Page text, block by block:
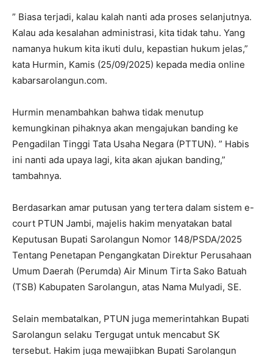
” Biasa terjadi, kalau kalah nanti ada proses selanjutnya.
Kalau ada kesalahan administrasi, kita tidak tahu. Yang
namanya hukum kita ikuti dulu, kepastian hukum jelas,”
kata Hurmin, Kamis (25/09/2025) kepada media online
kabarsarolangun.com.
Hurmin menambahkan bahwa tidak menutup
kemungkinan pihaknya akan mengajukan banding ke
Pengadilan Tinggi Tata Usaha Negara (PTTUN). ” Habis
ini nanti ada upaya lagi, kita akan ajukan banding,”
tambahnya.
Berdasarkan amar putusan yang tertera dalam sistem e-
court PTUN Jambi, majelis hakim menyatakan batal
Keputusan Bupati Sarolangun Nomor 148/PSDA/2025
Tentang Penetapan Pengangkatan Direktur Perusahaan
Umum Daerah (Perumda) Air Minum Tirta Sako Batuah
(TSB) Kabupaten Sarolangun, atas Nama Mulyadi, SE.
Selain membatalkan, PTUN juga memerintahkan Bupati
Sarolangun selaku Tergugat untuk mencabut SK
tersebut. Hakim juga mewajibkan Bupati Sarolangun